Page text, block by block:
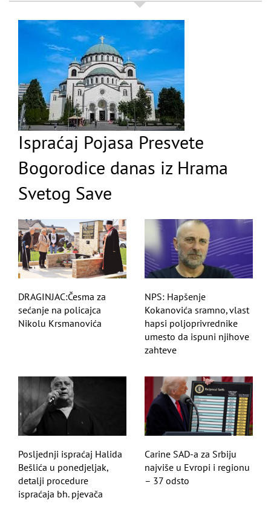
Ispraćaj Pojasa Presvete
Bogorodice danas iz Hrama
Svetog Save
DRAGINJAC:Česma za
sećanje na policajca
Nikolu Krsmanovića
NPS: Hapšenje
Kokanovića sramno, vlast
hapsi poljoprivrednike
umesto da ispuni njihove
zahteve
Posljednji ispraćaj Halida
Bešlića u ponedjeljak,
detalji procedure
ispraćaja bh. pjevača
Carine SAD-a za Srbiju
najviše u Evropi i regionu
– 37 odsto